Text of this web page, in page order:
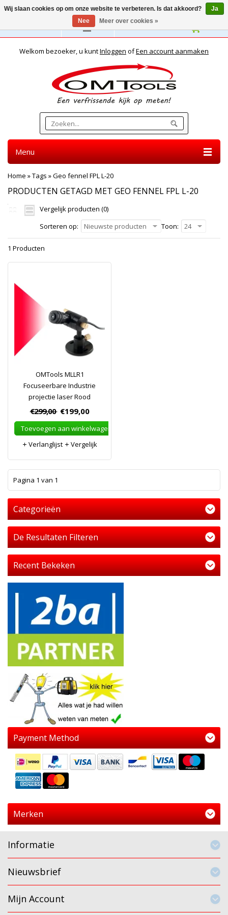
Nederlands
Welkom bezoeker, u kuntInloggen ofEen account aanmaken
Menu
Home »Tags »Geo fennel FPL L-20
PRODUCTEN GETAGD MET GEO FENNEL FPL L-20
Vergelijk producten (0)
Sorteren op:
Nieuwste producten Toon: 24
1 Producten
OMTools MLLR1
Focuseerbare Industrie
projectie laser Rood
€299,00 €199,00
Toevoegen aan winkelwagen
Verlanglijst
Vergelijk
Pagina 1 van 1
Categorieën
De Resultaten Filteren
Recent Bekeken
Payment Method
Merken
Informatie
Nieuwsbrief
Mijn Account
Wij slaan cookies op om onze website te verbeteren. Is dat akkoord?
Ja
Nee
Meer over cookies »